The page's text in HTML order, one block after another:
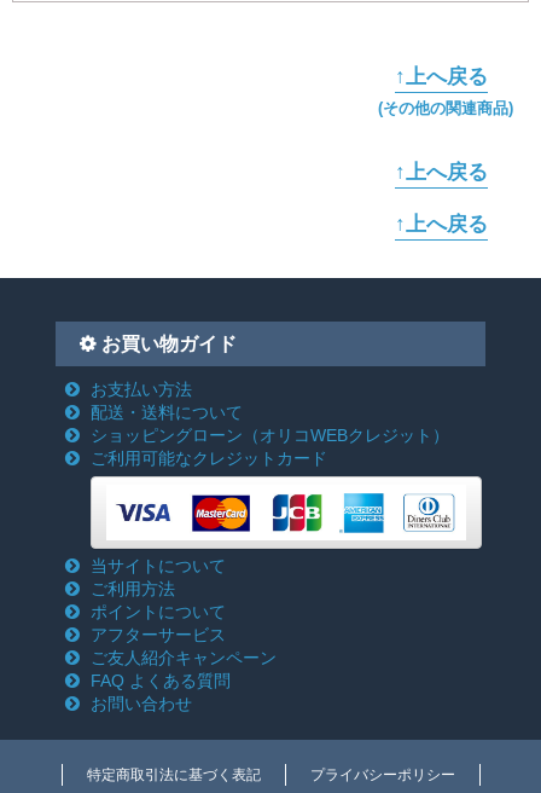
↑上へ戻る
(その他の関連商品)
↑上へ戻る
↑上へ戻る
お買い物ガイド
お支払い方法
配送・送料について
ショッピングローン （オリコWEBクレジット）
ご利用可能なクレジットカード
当サイトについて
ご利用方法
ポイントについて
アフターサービス
ご友人紹介キャンペーン
FAQ よくある質問
お問い合わせ
特定商取引法に基づく表記 プライバシーポリシー